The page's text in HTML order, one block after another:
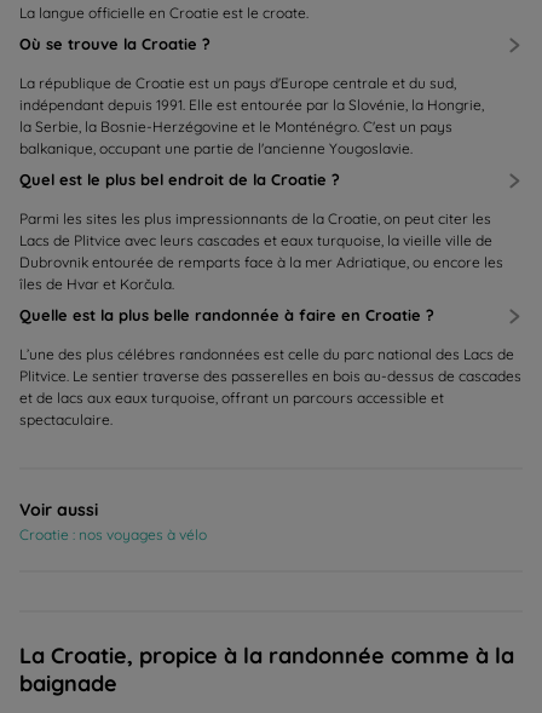
La langue officielle en Croatie est le croate.
Où se trouve la Croatie ?
La république de Croatie est un pays d'Europe centrale et du sud,
indépendant depuis 1991. Elle est entourée par la Slovénie, la Hongrie,
la Serbie, la Bosnie-Herzégovine et le Monténégro. C'est un pays
balkanique, occupant une partie de l'ancienne Yougoslavie.
Quel est le plus bel endroit de la Croatie ?
Parmi les sites les plus impressionnants de la Croatie, on peut citer les
Lacs de Plitvice avec leurs cascades et eaux turquoise, la vieille ville de
Dubrovnik entourée de remparts face à la mer Adriatique, ou encore les
îles de Hvar et Korčula.
Quelle est la plus belle randonnée à faire en Croatie ?
L’une des plus célébres randonnées est celle du parc national des Lacs de
Plitvice. Le sentier traverse des passerelles en bois au-dessus de cascades
et de lacs aux eaux turquoise, offrant un parcours accessible et
spectaculaire.
Voir aussi
Croatie : nos voyages à vélo
La Croatie, propice à la randonnée comme à la
baignade